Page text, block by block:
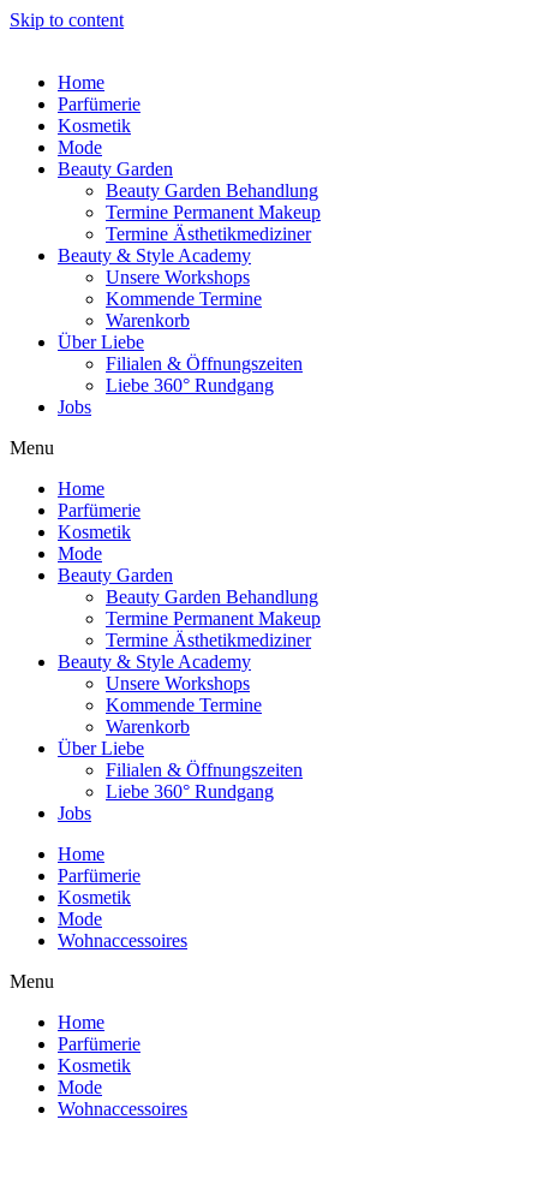
Skip to content
Home
Parfümerie
Kosmetik
Mode
Beauty Garden
Beauty Garden Behandlung
Termine Permanent Makeup
Termine Ästhetikmediziner
Beauty & Style Academy
Unsere Workshops
Kommende Termine
Warenkorb
Über Liebe
Filialen & Öffnungszeiten
Liebe 360° Rundgang
Jobs
Menu
Home
Parfümerie
Kosmetik
Mode
Beauty Garden
Beauty Garden Behandlung
Termine Permanent Makeup
Termine Ästhetikmediziner
Beauty & Style Academy
Unsere Workshops
Kommende Termine
Warenkorb
Über Liebe
Filialen & Öffnungszeiten
Liebe 360° Rundgang
Jobs
Home
Parfümerie
Kosmetik
Mode
Wohnaccessoires
Menu
Home
Parfümerie
Kosmetik
Mode
Wohnaccessoires